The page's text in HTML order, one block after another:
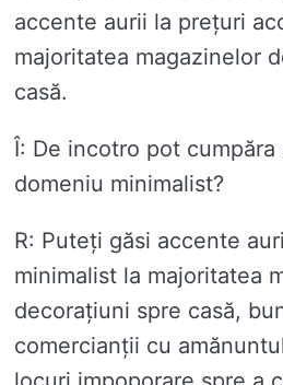
accente aurii la prețuri
majoritatea magazinelor
casă.
Î: De incotro pot
domeniu minimalist?
R: Puteți găsi accente
minimalist la majoritatea
decorațiuni spre casă,
comercianții cu